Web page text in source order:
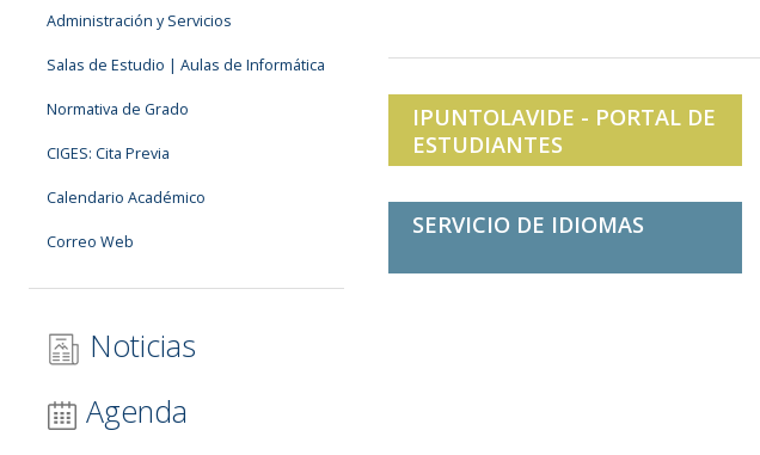
Administración y Servicios
Salas de Estudio | Aulas de Informática
Normativa de Grado
CIGES: Cita Previa
Calendario Académico
Correo Web
Noticias
Agenda
IPUNTOLAVIDE - PORTAL DE
ESTUDIANTES
SERVICIO DE IDIOMAS